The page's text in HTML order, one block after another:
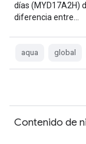
días (MYD17A2H)
diferencia entre…
aqua global
Contenido de